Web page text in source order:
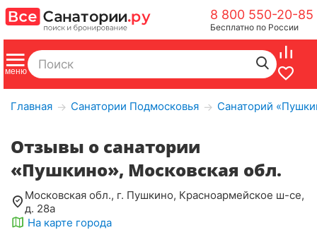
8 800 550-20-85
Бесплатно по России
Главная → Санатории Подмосковья → Санаторий
Отзывы о cанатории
«Пушкино», Московская обл.
Московская обл., г. Пушкино, Красноармейское ш-се,
д. 28а
На карте города